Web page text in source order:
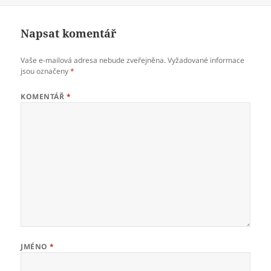
Napsat komentář
Vaše e-mailová adresa nebude zveřejněna. Vyžadované informace
jsou označeny*
KOMENTÁŘ *
JMÉNO*